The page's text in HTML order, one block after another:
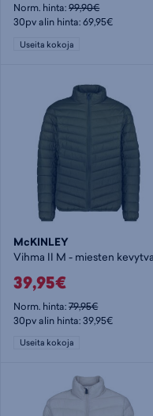
Norm. hinta:99,90€
30pv alin hinta: 69,95€
Useita kokoja
McKINLEY
39,95€
Norm. hinta:79,95€
30pv alin hinta: 39,95€
Useita kokoja